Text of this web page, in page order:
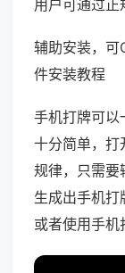
用户可通过正
辅助安装，
件安装教程
手机打牌可以
十分简单，打
规律，只需要
生成出手机打
或者使用手机